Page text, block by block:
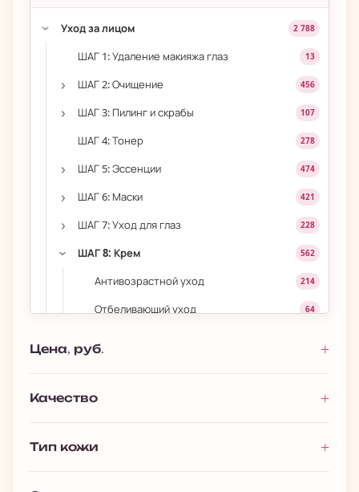
› Уход за лицом 2 788
ШАГ 1: Удаление макияжа глаз 13
› ШАГ 2: Очищение 456
› ШАГ 3: Пилинг и скрабы 107
ШАГ 4: Тонер 278
› ШАГ 5: Эссенции 474
› ШАГ 6: Маски 421
› ШАГ 7: Уход для глаз 228
› ШАГ 8: Крем 562
Антивозрастной уход 214
Отбеливающий уход 64
› ШАГ 9: Дневные/ночные маски
Для губ
Цена, руб.
Качество
Тип кожи